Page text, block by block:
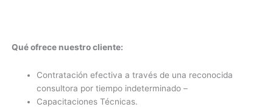
Qué ofrece nuestro cliente:
Contratación efectiva a través de una reconocida
consultora por tiempo indeterminado –
Capacitaciones Técnicas.